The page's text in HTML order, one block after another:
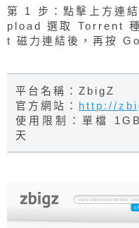
第 1 步：點擊上方連
pload 選取 Torrent
t 磁力連結後，再按
平台名稱：ZbigZ
官方網站： http://
使用限制：單檔
天